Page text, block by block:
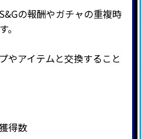
の報酬やガチャの重複時
やアイテムと交換すること
得数